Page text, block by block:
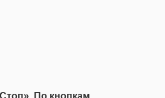
По кнопкам